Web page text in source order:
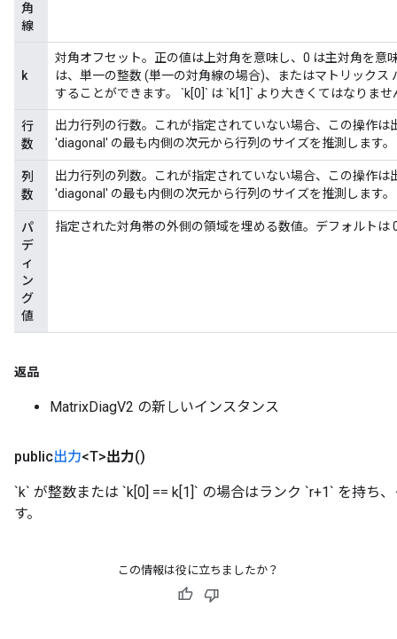
角
線
k
対角オフセット。正の値は上対角を意味し、0 は主対角を意
は、単一の整数 (単一の対角線の場合)、またはマトリック
することができます。 `k[0]` は `k[1]` より大きくてはなりませ
行
数
出力行列の行数。これが指定されていない場合、この操作
'diagonal' の最も内側の次元から行列のサイズを推測します。
列
数
出力行列の列数。これが指定されていない場合、この操作
'diagonal' の最も内側の次元から行列のサイズを推測します。
パ
デ
ィ
ン
グ
値
指定された対角帯の外側の領域を埋める数値。デフォルトは
返品
MatrixDiagV2 の新しいインスタンス
public出力<T>出力()
`k` が整数または `k[0] == k[1]` の場合はランク `r+1` を持ち
す。
この情報は役に立ちましたか？